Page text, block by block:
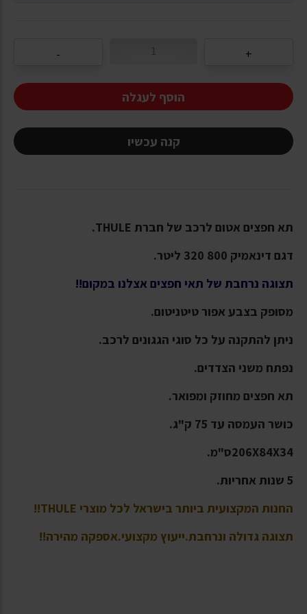
הוסף לעגלה
קנה עכשיו
תא חפצים אטום לרכב של חברת THULE.
דגם דינאמיק 800 320 ליטר.
תצוגה נרחבת של תאי חפצים אצלנו במקום!!
מסופק בצבע אפור טיטניטום.
ניתן להתקנה על כל סוגי הגגונים לרכב.
נפתח משני הצדדים.
תא חפצים מחוזק ומפואר.
כושר העמסה עד 75 ק"ג.
206X84X34ס"מ.
5 שנות אחריות.
החנות המקצועית ביותר בישראל לכל מוצרי THULE!!
תצוגה גדולה ונרחבת.ייעוץ מקצועי.אספקה מהירה!!